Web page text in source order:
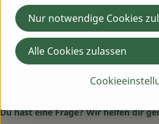
Du hast eine Frage? Wir helfen dir
Nur notwendige Cookies
Alle Cookies zulassen